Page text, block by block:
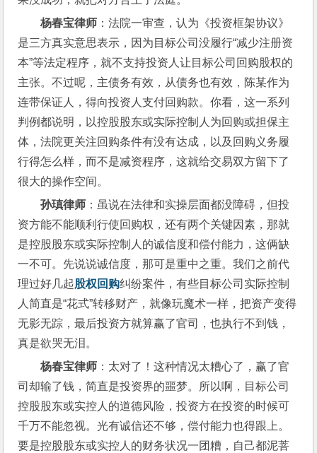
杨春宝律师 ：法院一审查，认为《投资框架协议》
是三方真实意思表示，因为目标公司没履行“减少注册资
本”等法定程序，就不支持投资人让目标公司回购股权的
主张。不过呢，主债务有效，从债务也有效，陈某作为
连带保证人，得向投资人支付回购款。你看，这一系列
判例都说明，以控股股东或实际控制人为回购或担保主
体，法院更关注回购条件有没有达成，以及回购义务履
行得怎么样，而不是减资程序，这就给交易双方留下了
很大的操作空间。
孙瑱律师 ：虽说在法律和实操层面都没障碍，但投
资方能不能顺利行使回购权，还有两个关键因素，那就
是控股股东或实际控制人的诚信度和偿付能力，这俩缺
一不可。先说说诚信度，那可是重中之重。我们之前代
理过好几起股权回购纠纷案件，有些目标公司实际控制
人简直是“花式”转移财产，就像玩魔术一样，把资产变得
无影无踪，最后投资方就算赢了官司，也执行不到钱，
真是欲哭无泪。
杨春宝律师 ：太对了！这种情况太糟心了，赢了官
司却输了钱，简直是投资界的噩梦。所以啊，目标公司
控股股东或实控人的道德风险，投资方在投资的时候可
千万不能忽视。光有诚信还不够，偿付能力也得跟上。
要是控股股东或实控人的财务状况一团糟，自己都泥菩